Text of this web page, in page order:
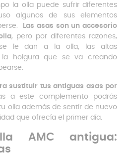
la olla puede sufrir diferentes
algunos de sus elementos
Las asas son un accesorio
, pero por diferentes razones,
le dan a la olla, las altas
holgura que se va creando
sustituir tus antiguas asas por
a este complemento podrás
olla además de sentir de nuevo
que ofrecía el primer día.
AMC antigua: